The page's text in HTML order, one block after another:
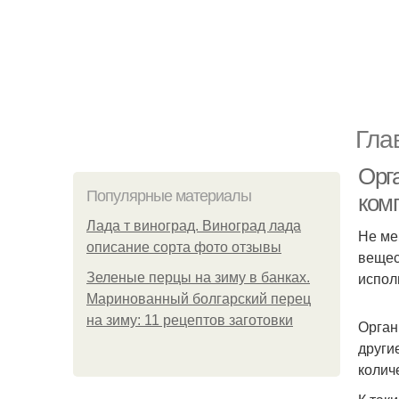
Популярные материалы
Лада т виноград. Виноград лада
описание сорта фото отзывы
Зеленые перцы на зиму в банках.
Маринованный болгарский перец
на зиму: 11 рецептов заготовки
Не